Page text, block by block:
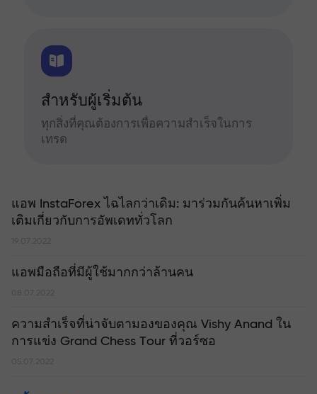
สำหรับผู้เริ่มต้น
ทุกสิ่งที่คุณต้องการเพื่อความสำเร็จในการ
เทรด
แอพ InstaForex ไฉไลกว่าเดิม: มาร่วมกันค้นหาเพิ่ม
เติมเกี่ยวกับการอัพเดททั่วโลก
19.07.2022
แอพมือถือที่มีผู้ใช้มากกว่าล้านคน
08.07.2022
ความสำเร็จที่น่าจับตามองของคุณ Vishy Anand ใน
การแข่ง Grand Chess Tour ที่วอร์ซอ